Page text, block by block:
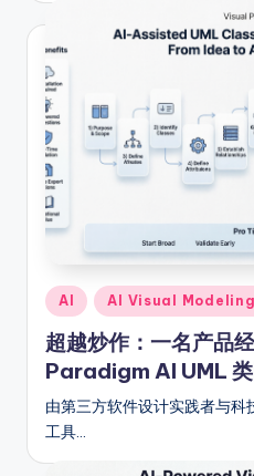
C
hi
n
e
s
e
-
In
si
g
h
Posted
in
AI AI Visual Modeling
超越炒作：一名产品
Paradigm AI UML 类
由第三方软件设计实践者与科
工具…